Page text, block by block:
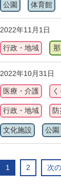
公園 体育館
2022年11月1日
行政・地域
2022年10月31日
医療・介護
行政・地域 防
文化施設 公園
1 2 次